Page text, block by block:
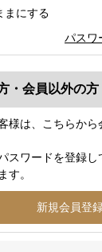
まにする
パスワ
・会員以外の方
様は、こちらから
スワードを登録
す。